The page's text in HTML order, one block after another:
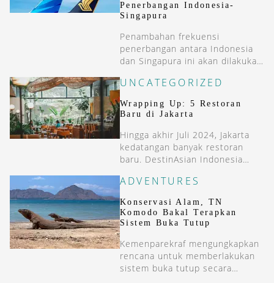
Penerbangan Indonesia-
Singapura
Penambahan frekuensi
penerbangan antara Indonesia
dan Singapura ini akan dilakukan
2024.
UNCATEGORIZED
Wrapping Up: 5 Restoran
Baru di Jakarta
Hingga akhir Juli 2024, Jakarta
kedatangan banyak restoran
baru. DestinAsian Indonesia
dengan genre yang berbeda.
ADVENTURES
Konservasi Alam, TN
Komodo Bakal Terapkan
Sistem Buka Tutup
Kemenparekraf mengungkapkan
rencana untuk memberlakukan
sistem buka tutup secara